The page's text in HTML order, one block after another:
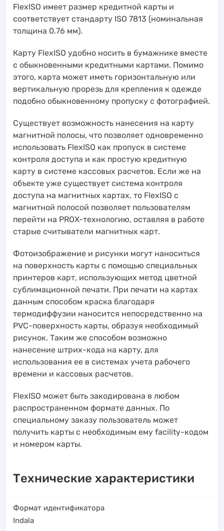
FlexISO имеет размер кредитной карты и
соответствует стандарту ISO 7813 (номинальная
толщина 0.76 мм).
Карту FlexISO удобно носить в бумажнике вместе
с обыкновенными кредитными картами. Помимо
этого, карта может иметь горизонтальную или
вертикальную прорезь для крепления к одежде
подобно обыкновенному пропуску с фотографией.
Существует возможность нанесения на карту
магнитной полосы, что позволяет одновременно
использовать FlexISO как пропуск в системе
контроля доступа и как простую кредитную
карту в системе кассовых расчетов. Если же на
объекте уже существует система контроля
доступа на магнитных картах, то FlexISO с
магнитной полосой позволяет пользователям
перейти на PROX-технологию, оставляя в работе
старые считыватели магнитных карт.
Фотоизображение и рисунки могут наноситься
на поверхность карты с помощью специальных
принтеров карт, использующих метод цветной
сублимационной печати. При печати на картах
данным способом краска благодаря
термодиффузии наносится непосредственно на
PVC-поверхность карты, образуя необходимый
рисунок. Таким же способом возможно
нанесение штрих-кода на карту, для
использования ее в системах учета рабочего
времени и кассовых расчетов.
FlexISO может быть закодирована в любом
распространенном формате данных. По
специальному заказу пользователь может
получить карты с необходимым ему facility-кодом
и номером карты.
Технические характеристики
Формат идентификатора
Indala